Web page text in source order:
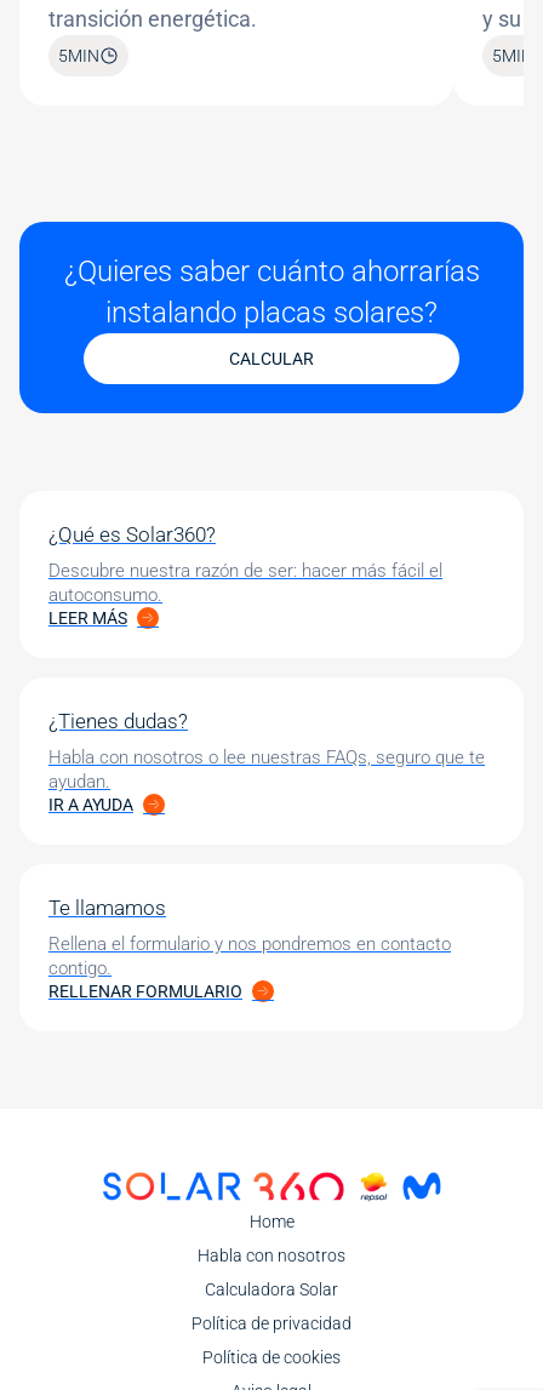
transición energética.
5MIN
y su
5MIN
¿Quieres saber cuánto ahorrarías
instalando placas solares?
CALCULAR
¿Qué es Solar360?
Descubre nuestra razón de ser: hacer más fácil el
autoconsumo.
LEER MÁS
¿Tienes dudas?
Habla con nosotros o lee nuestras FAQs, seguro que te
ayudan.
IR A AYUDA
Te llamamos
Rellena el formulario y nos pondremos en contacto
contigo.
RELLENAR FORMULARIO
Image
Home
Habla con nosotros
Calculadora Solar
Política de privacidad
Política de cookies